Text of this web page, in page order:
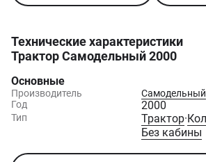
Технические характеристики
Трактор Самодельный 2000
Основные
Производитель
Самодельный
Год
2000
Тип Трактор·
Без кабины